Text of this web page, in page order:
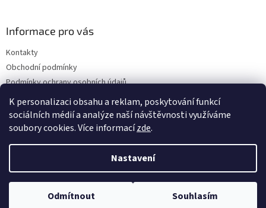
K personalizaci obsahu a reklam, poskytování funkcí
sociálních médií a analýze naší návštěvnosti využíváme
soubory cookies. Více informacízde.
Nastavení
Odmítnout Souhlasím
Informace pro vás
Kontakty
Obchodní podmínky
Podmínky ochrany osobních údajů
Dodací a platební podmínky
Copyright 2026drogerie-vanura.cz. Všechna práva vyhrazena.
Upravit nastavení cookies